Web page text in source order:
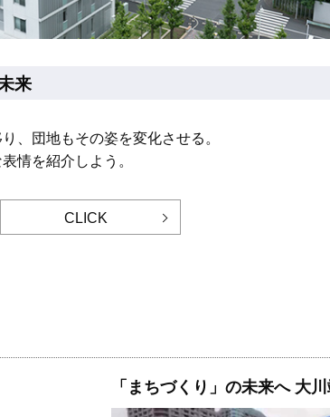
来
、団地もその姿を変化させる。
情を紹介しよう。
CLICK
「まちづくり」の未来へ 大